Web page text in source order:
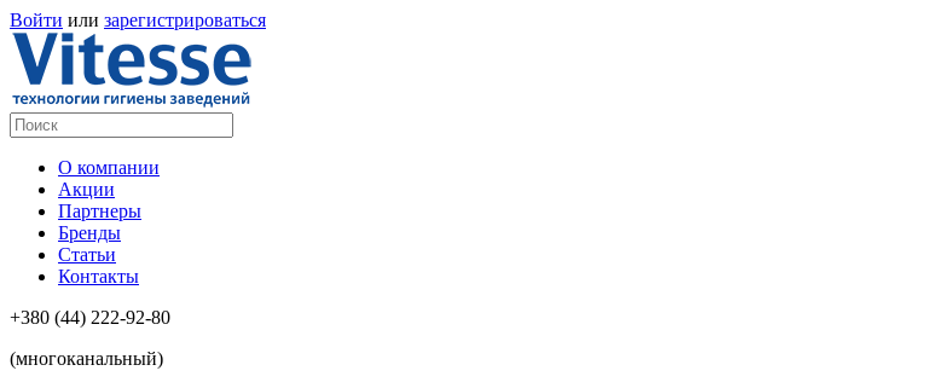
Войти или зарегистрироваться
О компании
Акции
Партнеры
Бренды
Статьи
Контакты
+380 (44) 222-92-80
(многоканальный)